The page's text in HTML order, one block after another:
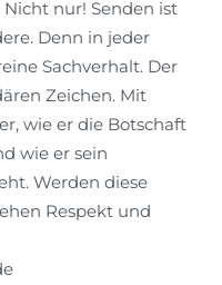
nur! Senden ist
Denn in jeder
Sachverhalt. Der
Zeichen. Mit
wie er die Botschaft
wie er sein
Werden diese
Respekt und